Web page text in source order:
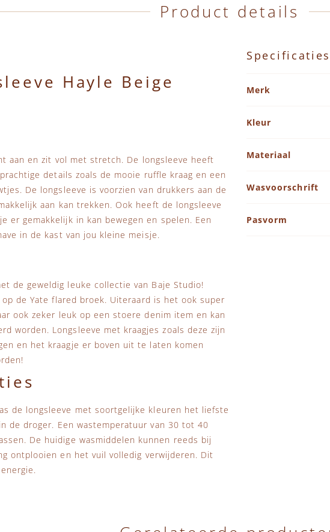
Product details
Hayle Beige
aan en zit vol met stretch. De longsleeve heeft
details zoals de mooie ruffle kraag en een
De longsleeve is voorzien van drukkers aan de
aan kan trekken. Ook heeft de longsleeve
er gemakkelijk in kan bewegen en spelen. Een
in de kast van jou kleine meisje.
de geweldig leuke collectie van Baje Studio!
de Yate flared broek. Uiteraard is het ook super
ook zeker leuk op een stoere denim item en kan
worden. Longsleeve met kraagjes zoals deze zijn
en het kraagje er boven uit te laten komen
de longsleeve met soortgelijke kleuren het liefste
de droger. Een wastemperatuur van 30 tot 40
De huidige wasmiddelen kunnen reeds bij
ontplooien en het vuil volledig verwijderen. Dit
Specificaties
Merk
Kleur
Materiaal
Wasvoorschrift
Pasvorm